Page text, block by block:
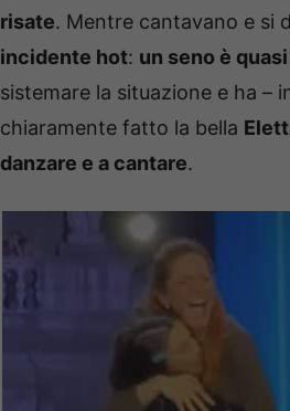
risate. Mentre cantavano e si
incidente hot: un seno è
sistemare la situazione e ha –
chiaramente fatto la bella
danzare e a cantare.